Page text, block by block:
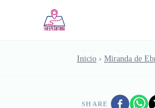
Inicio › Miranda de
SHARE